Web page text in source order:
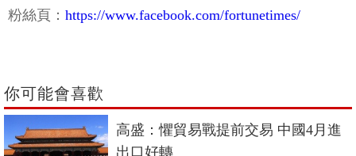
粉絲頁： https://www.facebook.com/fortunetimes/
你可能會喜歡
高盛：懼貿易戰提前交易 中國4月進
出口好轉